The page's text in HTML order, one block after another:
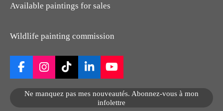
Available paintings for sales
Wildlife painting commission
F
a
c
I
n
s
T
i
k
L
i
n
Y
o
u
T
Ne manquez pas mes nouveautés. Abonnez-vous à mon
infolettre